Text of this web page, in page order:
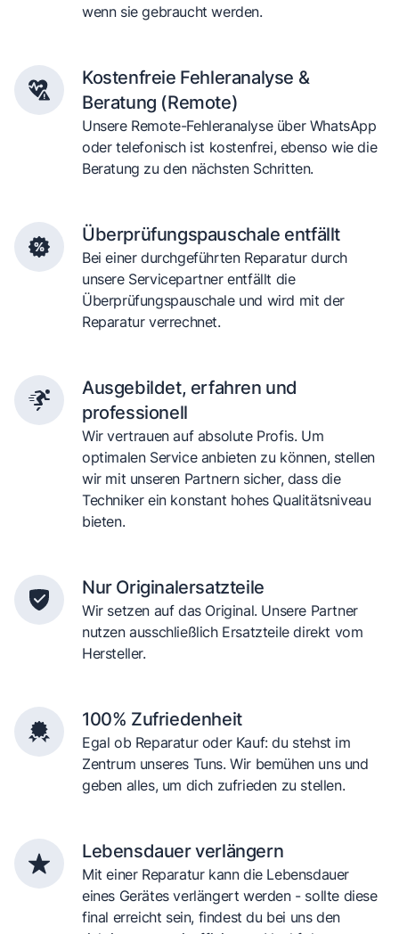
wenn sie gebraucht werden.
Kostenfreie Fehleranalyse &
Beratung (Remote)
Unsere Remote-Fehleranalyse über WhatsApp
oder telefonisch ist kostenfrei, ebenso wie die
Beratung zu den nächsten Schritten.
Überprüfungspauschale entfällt
Bei einer durchgeführten Reparatur durch
unsere Servicepartner entfällt die
Überprüfungspauschale und wird mit der
Reparatur verrechnet.
Ausgebildet, erfahren und
professionell
Wir vertrauen auf absolute Profis. Um
optimalen Service anbieten zu können, stellen
wir mit unseren Partnern sicher, dass die
Techniker ein konstant hohes Qualitätsniveau
bieten.
Nur Originalersatzteile
Wir setzen auf das Original. Unsere Partner
nutzen ausschließlich Ersatzteile direkt vom
Hersteller.
100% Zufriedenheit
Egal ob Reparatur oder Kauf: du stehst im
Zentrum unseres Tuns. Wir bemühen uns und
geben alles, um dich zufrieden zu stellen.
Lebensdauer verlängern
Mit einer Reparatur kann die Lebensdauer
eines Gerätes verlängert werden - sollte diese
final erreicht sein, findest du bei uns den